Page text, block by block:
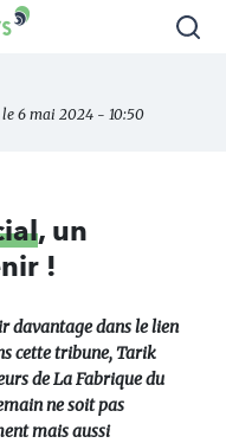
6 mai 2024 - 10:50
, un
!
davantage dans le lien
cette tribune, Tarik
de La Fabrique du
ne soit pas
mais aussi